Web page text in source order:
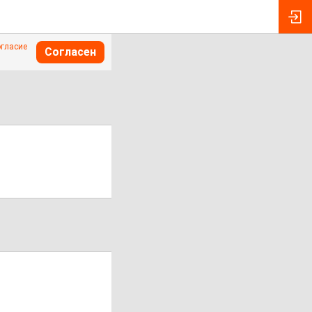
Согласен